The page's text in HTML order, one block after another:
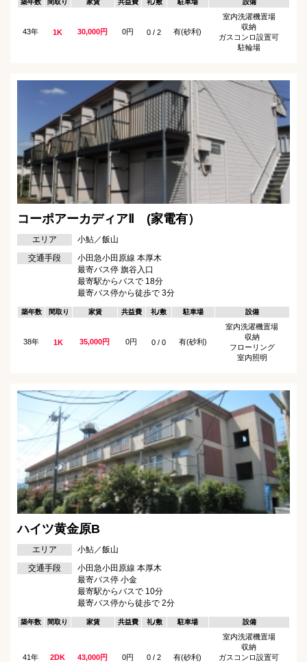
築年数 間取り 家賃 共益費 礼/敷 駐車場 設備
43年 1K 30,000円 0円 0 / 2 有(砂利)
室内洗濯機置場
収納
ガスコンロ設置可
駐輪場
コーポアーカディアⅡ (家電有）
エリア
小鮎／飯山
交通手段
小田急小田原線 本厚木
最寄バス停 旗谷入口
最寄駅からバスで 18分
最寄バス停から徒歩で 3分
築年数 間取り 家賃 共益費 礼/敷 駐車場 設備
38年 1K 35,000円 0円 0 / 0 有(砂利)
室内洗濯機置場
収納
フローリング
室内照明
ハイツ黄金原B
エリア
小鮎／飯山
交通手段
小田急小田原線 本厚木
最寄バス停 小金
最寄駅からバスで 10分
最寄バス停から徒歩で 2分
築年数 間取り 家賃 共益費 礼/敷 駐車場 設備
41年 2DK 43,000円 0円 0 / 2 有(砂利)
室内洗濯機置場
収納
ガスコンロ設置可